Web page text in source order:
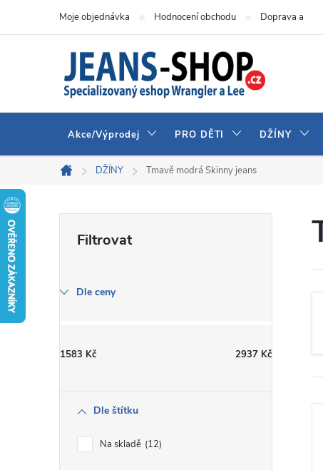
Moje objednávka Hodnocení obchodu Doprava a
Akce/Výprodej PRO DĚTI DŽÍNY
Domů
DŽÍNY Tmavě modrá Skinny jeans
s
Dle ceny
1583 Kč 2937 Kč
Dle štítku
Na skladě 12